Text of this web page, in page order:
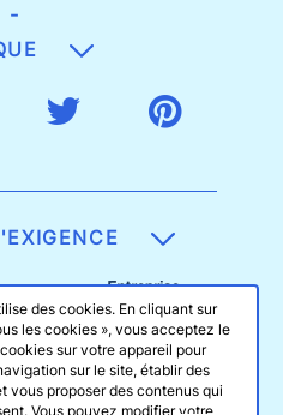
-
des cookies. En cliquant sur
les cookies », vous acceptez le
sur votre appareil pour
sur le site, établir des
vous proposer des contenus qui
Vous pouvez modifier votre